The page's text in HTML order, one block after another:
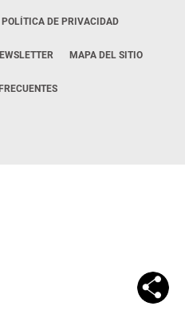
POLÍTICA DE PRIVACIDAD
MAPA DEL SITIO